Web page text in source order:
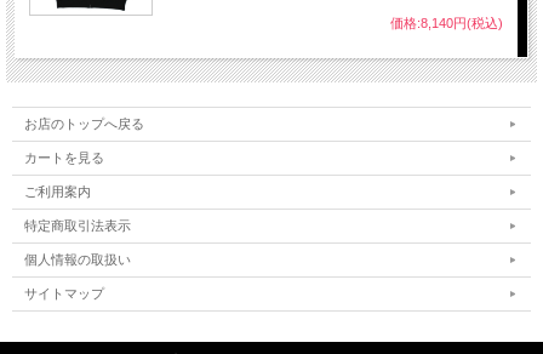
価格:8,140円(税込)
お店のトップへ戻る
カートを見る
ご利用案内
特定商取引法表示
個人情報の取扱い
サイトマップ